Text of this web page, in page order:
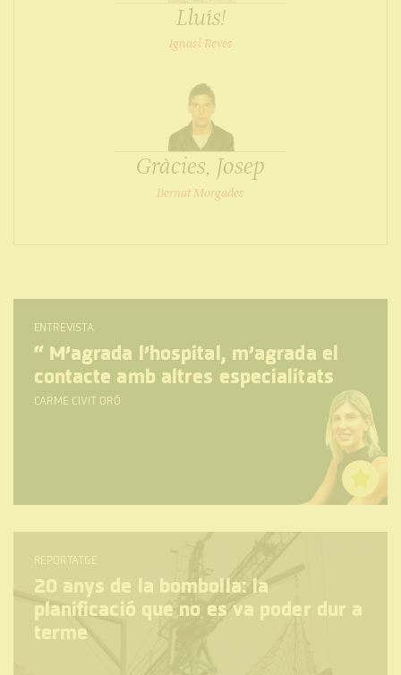
Lluís!
Ignasi Revés
Gràcies, Josep
Bernat Morgades
ENTREVISTA
“ M’agrada l’hospital, m’agrada el
contacte amb altres especialitats
CARME CIVIT ORÓ
REPORTATGE
20 anys de la bombolla: la
planificació que no es va poder dur a
terme